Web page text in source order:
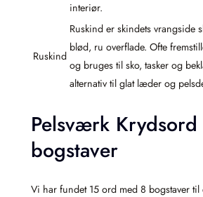
interiør.
Ruskind
Ruskind er skindets vrangside
blød, ru overflade. Ofte
og bruges til sko, tasker og
alternativ til glat læder og
Pelsværk Krydsord
bogstaver
Vi har fundet 15 ord med 8 bogstaver